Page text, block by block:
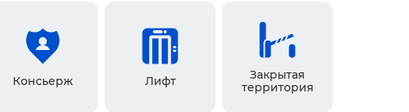
Консьерж Лифт
Закрытая
территория